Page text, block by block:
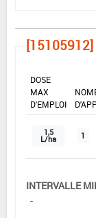
[15105912]
DOSE
MAX
D'EMPLOI
1,5
L/ha 1
INTERVALLE
-